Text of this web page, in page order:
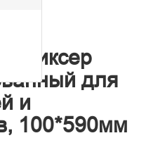
Миксер
для
и
100*590мм